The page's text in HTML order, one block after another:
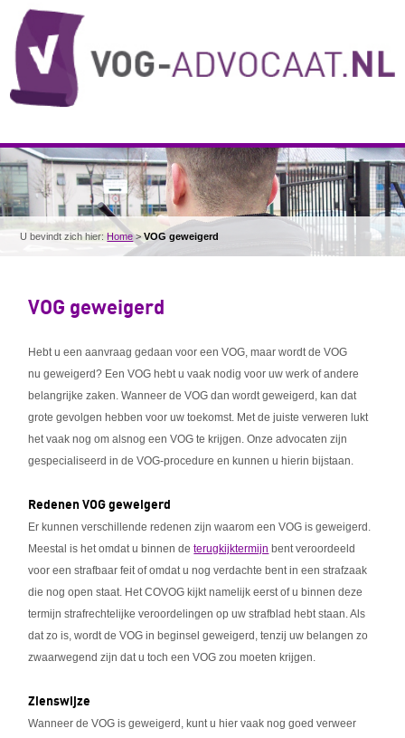
U bevindt zich hier:Home>VOG geweigerd
VOG geweigerd
Hebt u een aanvraag gedaan voor een VOG, maar wordt de VOG
nu geweigerd? Een VOG hebt u vaak nodig voor uw werk of andere
belangrijke zaken. Wanneer de VOG dan wordt geweigerd, kan dat
grote gevolgen hebben voor uw toekomst. Met de juiste verweren lukt
het vaak nog om alsnog een VOG te krijgen. Onze advocaten zijn
gespecialiseerd in de VOG-procedure en kunnen u hierin bijstaan.
Redenen VOG geweigerd
Er kunnen verschillende redenen zijn waarom een VOG is geweigerd.
Meestal is het omdat u binnen deterugkijktermijn bent veroordeeld
voor een strafbaar feit of omdat u nog verdachte bent in een strafzaak
die nog open staat. Het COVOG kijkt namelijk eerst of u binnen deze
termijn strafrechtelijke veroordelingen op uw strafblad hebt staan. Als
dat zo is, wordt de VOG in beginsel geweigerd, tenzij uw belangen zo
zwaarwegend zijn dat u toch een VOG zou moeten krijgen.
Zienswijze
Wanneer de VOG is geweigerd, kunt u hier vaak nog goed verweer